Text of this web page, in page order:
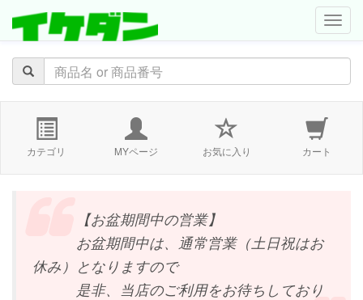
カテゴリ MYページ お気に入り カート
【お盆期間中の営業】
お盆期間中は、通常営業（土日祝はお
休み）となりますので
是非、当店のご利用をお待ちしており